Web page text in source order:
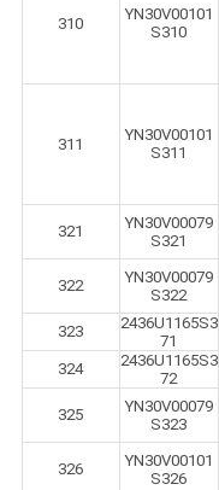
310
YN30V00101
S310
311
YN30V00101
S311
321
YN30V00079
S321
322
YN30V00079
S322
323
2436U1165S3
71
324
2436U1165S3
72
325
YN30V00079
S323
326
YN30V00101
S326